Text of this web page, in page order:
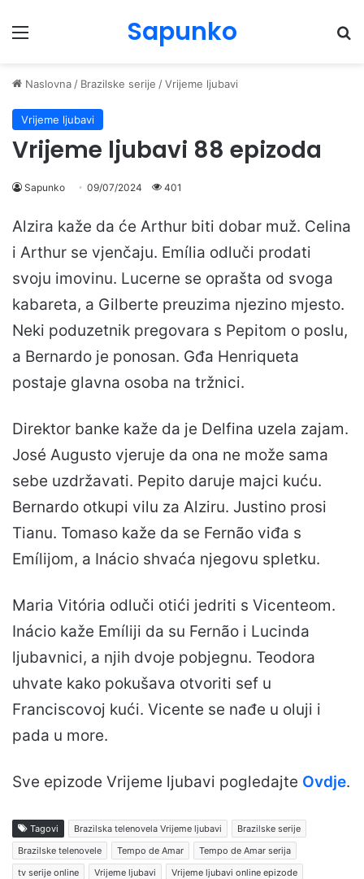
Menu Sapunko
Naslovna / Brazilske serije /Vrijeme ljubavi
Vrijeme ljubavi
Vrijeme ljubavi 88 epizoda
Sapunko 09/07/2024 401
Alzira kaže da će Arthur biti dobar muž. Celina
i Arthur se vjenčaju. Emília odluči prodati
svoju imovinu. Lucerne se oprašta od svoga
kabareta, a Gilberte preuzima njezino mjesto.
Neki poduzetnik pregovara s Pepitom o poslu,
a Bernardo je ponosan. Gđa Henriqueta
postaje glavna osoba na tržnici.
Direktor banke kaže da je Delfina uzela zajam.
José Augusto vjeruje da ona ne može sama
sebe uzdržavati. Pepito daruje majci kuću.
Bernardo otkupi vilu za Alziru. Justino prosi
Tianu. Tomaso kaže da se Fernão viđa s
Emílijom, a Inácio shvaća njegovu spletku.
Maria Vitória odluči otići jedriti s Vicenteom.
Inácio kaže Emíliji da su Fernão i Lucinda
ljubavnici, a njih dvoje pobjegnu. Teodora
uhvate kako pokušava otvoriti sef u
Franciscovoj kući. Vicente se nađe u oluji i
pada u more.
Sve epizode Vrijeme ljubavi pogledajte Ovdje.
Tagovi Brazilska telenovela Vrijeme ljubavi
Brazilske serije
Brazilske telenovele
Tempo de Amar
Tempo de Amar serija
tv serije online
Vrijeme ljubavi
Vrijeme ljubavi online epizode